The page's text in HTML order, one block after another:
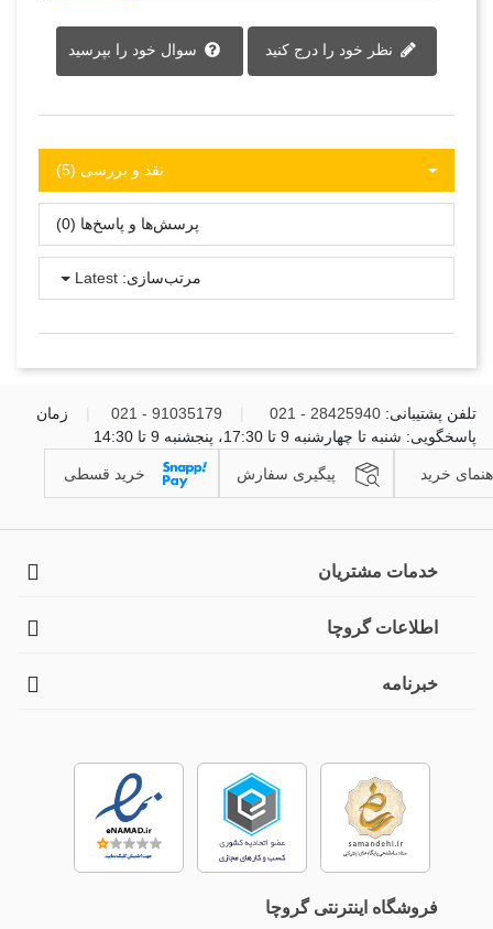
سوال خود را بپرسید
نقد و بررسی‌‌ (5)
پرسش‌ها و پاسخ‌ها (0)
مرتب‌سازی: Latest
تلفن پشتیبانی: 28425940 - 021
91035179 - 021
زمان
پاسخگویی: شنبه تا چهارشنبه 9 تا 17:30، پنجشنبه 9 تا 14:30
خرید پیگیری سفارش خرید قسطی
خدمات مشتریان
اطلاعات گروچا
خبرنامه
فروشگاه اینترنتی گروچا